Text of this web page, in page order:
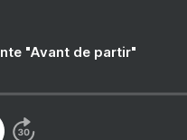
"Avant de partir"